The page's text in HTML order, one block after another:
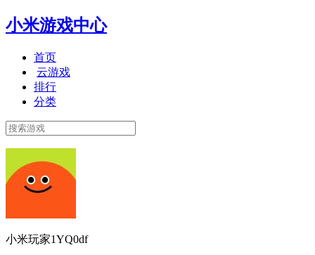
小米游戏中心
首页
云游戏
排行
分类
小米玩家1YQ0df